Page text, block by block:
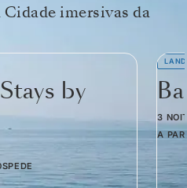
imersivas da
by
3
A